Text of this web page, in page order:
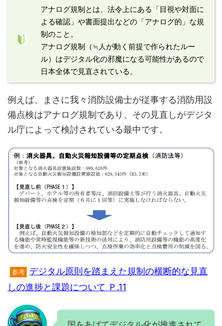
アナログ規制とは、法令上にある「目視や対面に
よる確認」や書面提出などの「アナログ的」な規
制のこと。
アナログ規制（≒人が動く前提で作られたルー
ル）はデジタル化の邪魔になる可能性があるので
日本全体で見直されている。
例えば、まさに我々消防設備士が従事する消防用設
備点検はアナログ規制であり、その見直しがデジタ
ル庁によって検討されている最中です。
参考
デジタル原則を踏まえた規制の横断的な見直
しの進捗と課題について Ｐ.11